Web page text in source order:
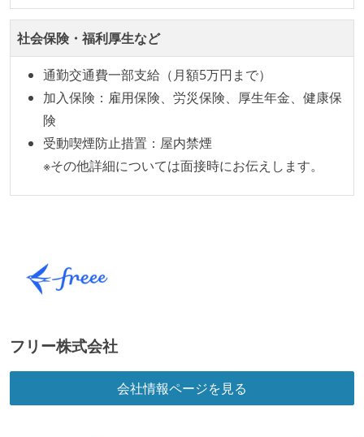
テストの実施度
ほとんどのプロダクトコードに単体テストを記述、実
施している
ほとんどの機能に受け入れテストを記述、実施してい
る
機能の実装と同時にテストコードを記述している
想定される複数環境での品質チェックを義務づけてい
している
デイリーでスタンドアップミーティング、またはそれ
イテレーションの最後などに、定期的にチームでふり
かえりミーティングを行っている
継続的なデプロイ（デリバリー）を行っている
社会保険・福利厚生など
通勤交通費一部支給（月額5万円まで）
加入保険：雇用保険、労災保険、厚生年金、健康保
険
受動喫煙防止措置：屋内禁煙
※その他詳細については面接時にお伝えします。
フリー株式会社
会社情報ページを見る